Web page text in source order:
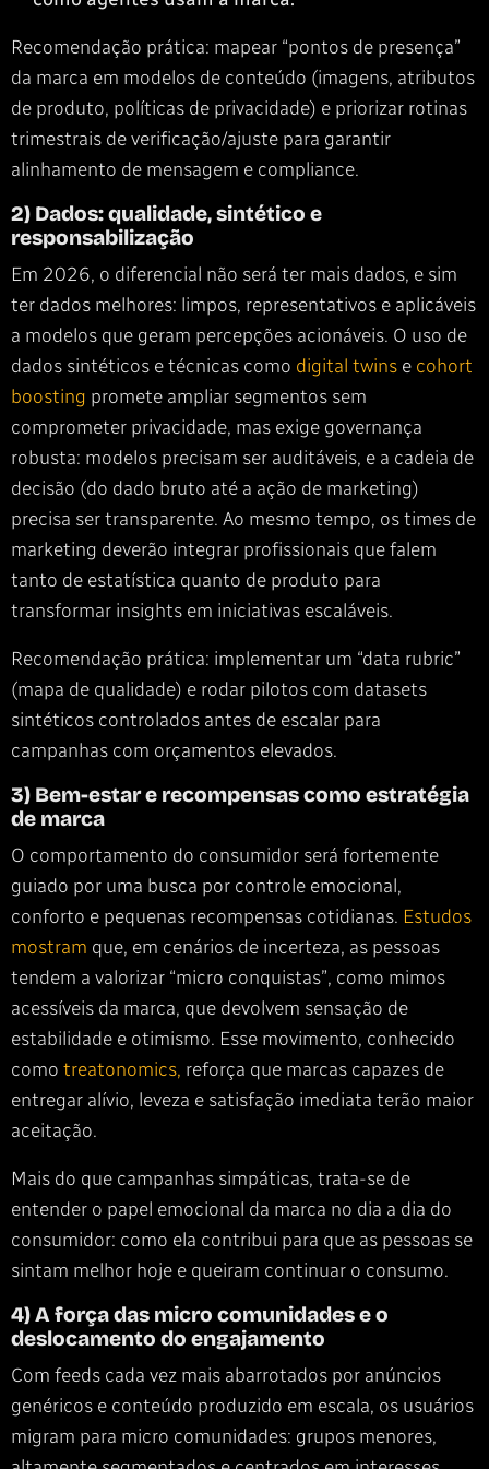
Recomendação prática: mapear “pontos de presença”
da marca em modelos de conteúdo (imagens, atributos
de produto, políticas de privacidade) e priorizar rotinas
trimestrais de verificação/ajuste para garantir
alinhamento de mensagem e compliance.
2) Dados: qualidade, sintético e
responsabilização
Em 2026, o diferencial não será ter mais dados, e sim
ter dados melhores: limpos, representativos e aplicáveis
a modelos que geram percepções acionáveis. O uso de
dados sintéticos e técnicas como digital twins e cohort
boosting promete ampliar segmentos sem
comprometer privacidade, mas exige governança
robusta: modelos precisam ser auditáveis, e a cadeia de
decisão (do dado bruto até a ação de marketing)
precisa ser transparente. Ao mesmo tempo, os times de
marketing deverão integrar profissionais que falem
tanto de estatística quanto de produto para
transformar insights em iniciativas escaláveis.
Recomendação prática: implementar um “data rubric”
(mapa de qualidade) e rodar pilotos com datasets
sintéticos controlados antes de escalar para
campanhas com orçamentos elevados.
3) Bem-estar e recompensas como estratégia
de marca
O comportamento do consumidor será fortemente
guiado por uma busca por controle emocional,
conforto e pequenas recompensas cotidianas. Estudos
mostram que, em cenários de incerteza, as pessoas
tendem a valorizar “micro conquistas”, como mimos
acessíveis da marca, que devolvem sensação de
estabilidade e otimismo. Esse movimento, conhecido
como treatonomics, reforça que marcas capazes de
entregar alívio, leveza e satisfação imediata terão maior
aceitação.
Mais do que campanhas simpáticas, trata-se de
entender o papel emocional da marca no dia a dia do
consumidor: como ela contribui para que as pessoas se
sintam melhor hoje e queiram continuar o consumo.
4) A força das micro comunidades e o
deslocamento do engajamento
Com feeds cada vez mais abarrotados por anúncios
genéricos e conteúdo produzido em escala, os usuários
migram para micro comunidades: grupos menores,